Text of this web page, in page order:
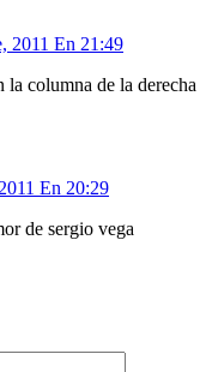
2011 En 21:49
la columna de la derecha
En 20:29
de sergio vega